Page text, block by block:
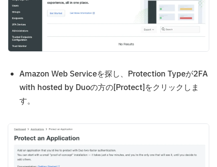
Amazon Web Serviceを探し、Protection Typeが2FA
with hosted by Duoの方の[Protect]をクリックしま
す。